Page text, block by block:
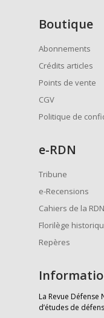
Boutique
Abonnements
Crédits articles
Points de vente
CGV
Politique de
e-RDN
Tribune
e-Recensions
Cahiers de la RDN
Florilège
Repères
La Revue
d’études de